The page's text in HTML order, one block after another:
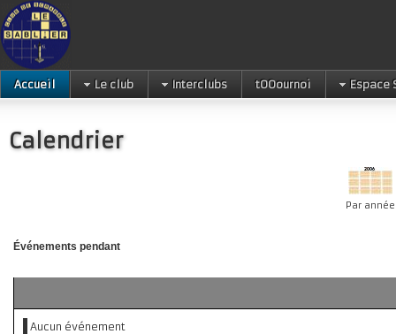
Accueil Le club Interclubs tOOournoi Espace
Calendrier
Par année
Événements pendant
Aucun événement